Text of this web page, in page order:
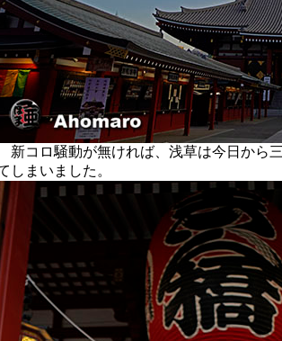
新コロ騒動が無ければ、浅草は今日から
しまいました。